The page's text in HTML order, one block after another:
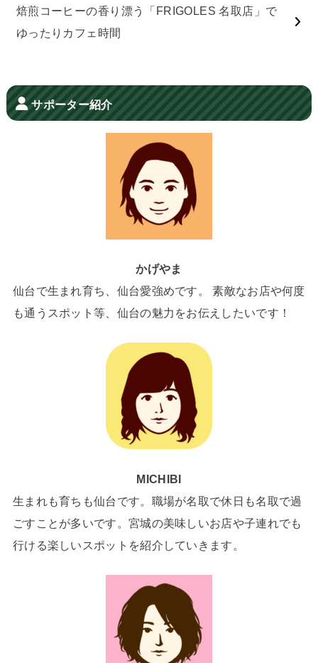
焙煎コーヒーの香り漂う「FRIGOLES 名取店」で
ゆったりカフェ時間
サポーター紹介
かげやま
仙台で生まれ育ち、仙台愛強めです。 素敵なお店や何度
も通うスポット等、仙台の魅力をお伝えしたいです！
MICHIBI
生まれも育ちも仙台です。職場が名取で休日も名取で過
ごすことが多いです。宮城の美味しいお店や子連れでも
行ける楽しいスポットを紹介していきます。